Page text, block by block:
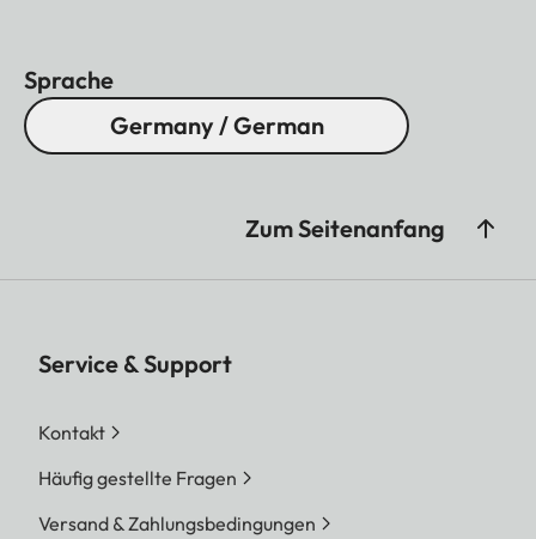
Sprache
Germany / German
Zum Seitenanfang
Service & Support
Kontakt
Häufig gestellte Fragen
Versand & Zahlungsbedingungen